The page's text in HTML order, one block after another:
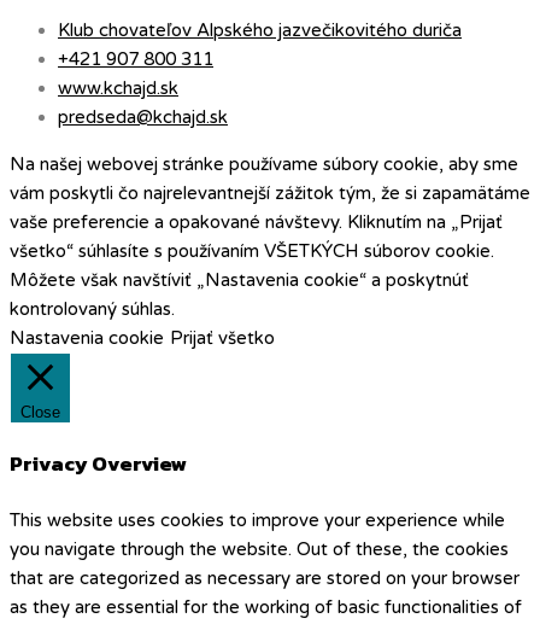
Klub chovateľov Alpského jazvečikovitého duriča
+421 907 800 311
www.kchajd.sk
predseda@kchajd.sk
Na našej webovej stránke používame súbory cookie, aby sme
vám poskytli čo najrelevantnejší zážitok tým, že si zapamätáme
vaše preferencie a opakované návštevy. Kliknutím na „Prijať
všetko“ súhlasíte s používaním VŠETKÝCH súborov cookie.
Môžete však navštíviť „Nastavenia cookie“ a poskytnúť
kontrolovaný súhlas.
Nastavenia cookie Prijať všetko
Close
Privacy Overview
This website uses cookies to improve your experience while
you navigate through the website. Out of these, the cookies
that are categorized as necessary are stored on your browser
as they are essential for the working of basic functionalities of